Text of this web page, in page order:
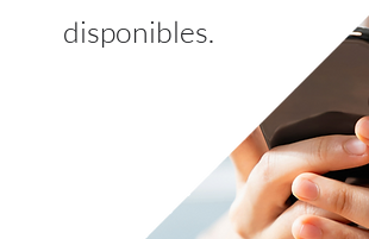
disponibles.